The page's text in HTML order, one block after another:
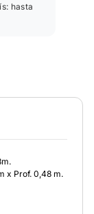
hasta
x Prof. 0,48 m.